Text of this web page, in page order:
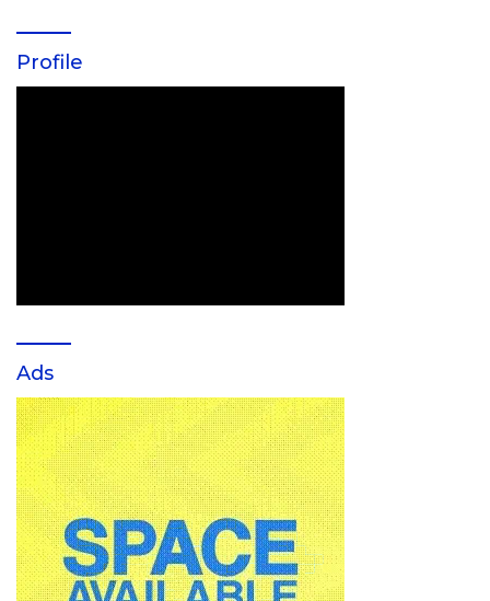
Profile
Ads